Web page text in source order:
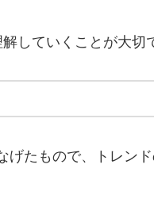
していくことが大切
たもので、トレン